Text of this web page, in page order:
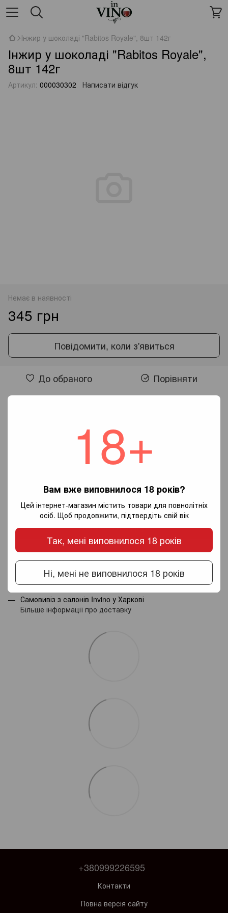
18+
Вам вже виповнилося 18 років?
Цей інтернет-магазин містить товари для повнолітніх
осіб. Щоб продовжити, підтвердіть свій вік
Так, мені виповнилося 18 років
Ні, мені не виповнилося 18 років
Інжир у шоколаді "Rabitos Royale", 8шт 142г
Інжир у шоколаді "Rabitos Royale",
8шт 142г
Артикул: 000030302 Написати відгук
Немає в наявності
345 грн
Повідомити, коли з'явиться
До обраного Порівняти
Додайте перший відгук
Написати відгук
Доставка Оплата Гарантія
Новою поштою по Україні - за тарифами перевізника.
Самовивіз з салонів Invino у Харкові
Більше інформації про доставку
+380999226595
Контакти
Повна версія сайту